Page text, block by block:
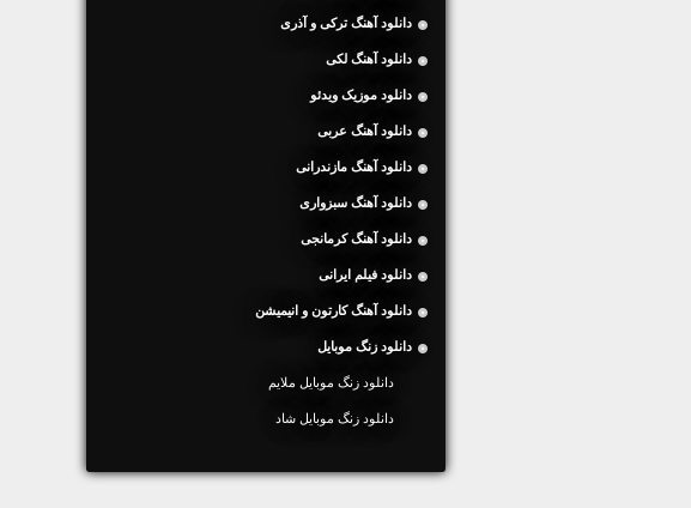
دانلود آهنگ ترکی و آذری
دانلود آهنگ لکی
دانلود موزیک ویدئو
دانلود آهنگ عربی
دانلود آهنگ مازندرانی
دانلود آهنگ سبزواری
دانلود آهنگ کرمانجی
دانلود فیلم ایرانی
دانلود آهنگ کارتون و انیمیشن
دانلود زنگ موبایل
دانلود زنگ موبایل ملایم
دانلود زنگ موبایل شاد